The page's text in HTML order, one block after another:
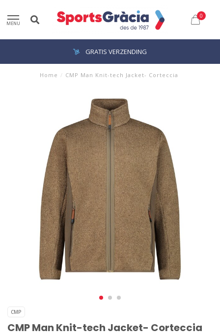
MENU
0
GRATIS VERZENDING
Home / CMP Man Knit-tech Jacket- Corteccia
CMP
CMP Man Knit-tech Jacket- Corteccia